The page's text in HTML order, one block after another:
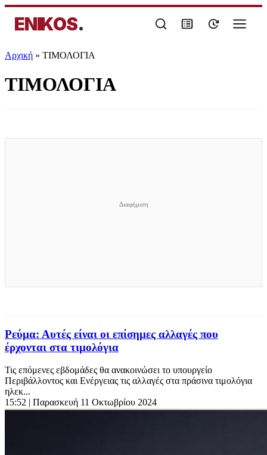
ENIKOS.
Αρχική » ΤΙΜΟΛΟΓΙΑ
ΤΙΜΟΛΟΓΙΑ
Ρεύμα: Αυτές είναι οι επίσημες αλλαγές που
έρχονται στα τιμολόγια
Τις επόμενες εβδομάδες θα ανακοινώσει το υπουργείο
Περιβάλλοντος και Ενέργειας τις αλλαγές στα πράσινα τιμολόγια
ηλεκ...
15:52 | Παρασκευή 11 Οκτωβρίου 2024